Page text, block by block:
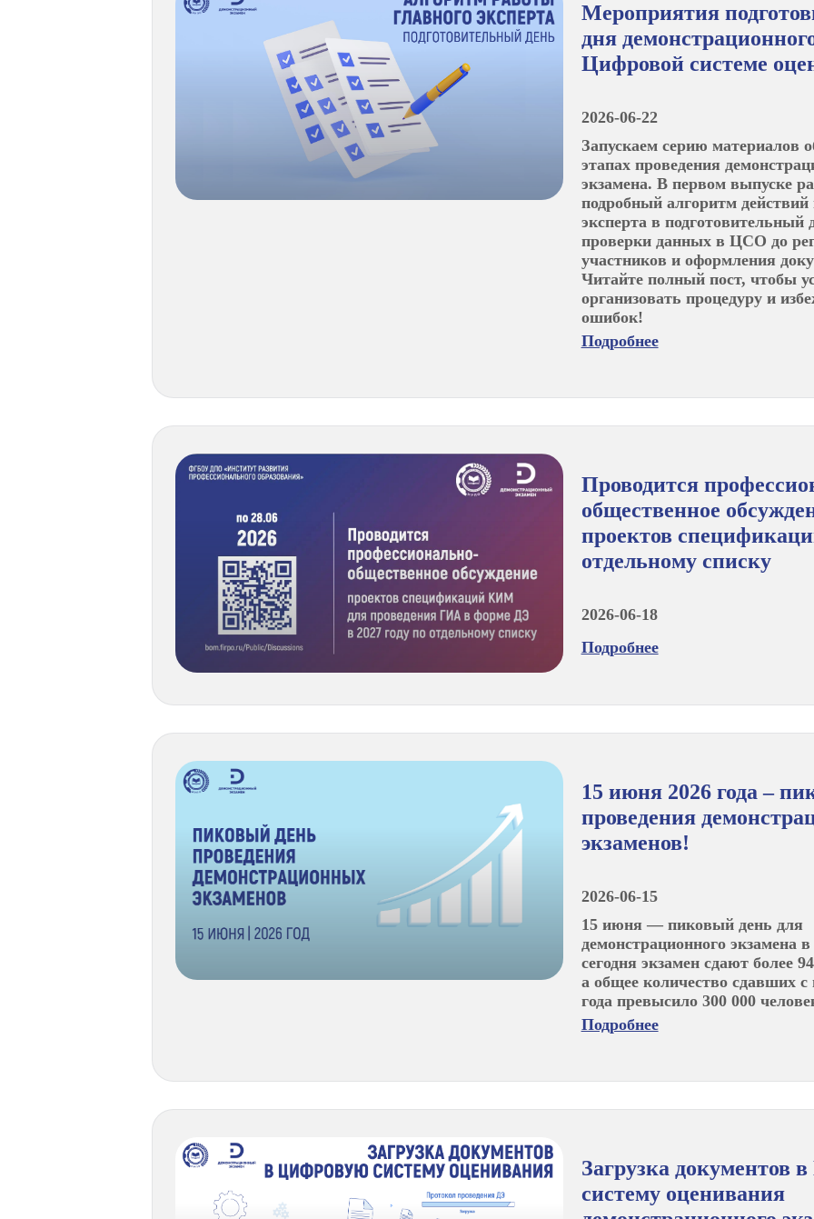
Мероприятия
дня
Цифровой системе
2026-06-22
Запускаем серию материалов
этапах проведения
экзамена. В первом выпуске
подробный алгоритм действий
эксперта в подготовительный
проверки данных в ЦСО до
участников и оформления
Читайте полный пост, чтобы
организовать процедуру и
ошибок!
Подробнее
Проводится
общественное
проектов
отдельному списку
2026-06-18
Подробнее
15 июня 2026 года –
проведения
экзаменов!
2026-06-15
15 июня — пиковый день для
демонстрационного экзамена в
сегодня экзамен сдают более
а общее количество сдавших с
года превысило 300 000
Подробнее
Загрузка документов
систему оценивания